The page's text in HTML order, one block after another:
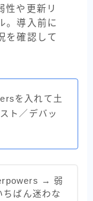
性や更新リ
。導入前に
を確認して
を入れて土
ト／デバッ
→ 弱
ちばん迷わな